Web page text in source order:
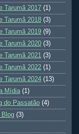
Tarumã 2017 (1)
Tarumã 2018 (3)
Tarumã 2019 (9)
Tarumã 2020 (3)
Tarumã 2021 (3)
Tarumã 2022 (1)
Tarumã 2024 (13)
Mídia (1)
do Passatão (4)
Blog (3)